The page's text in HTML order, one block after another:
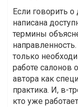
Если говорить
написана
термины
только
работе салонов
автора как
практика. И, в-
кто уже